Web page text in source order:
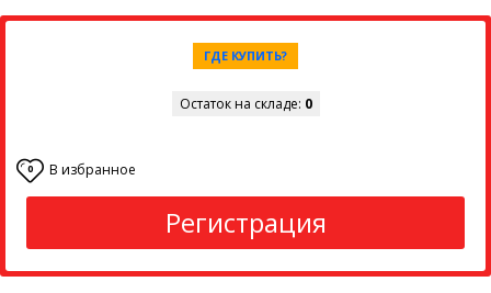
ГДЕ КУПИТЬ?
Остаток на складе: 0
0 В избранное
Регистрация